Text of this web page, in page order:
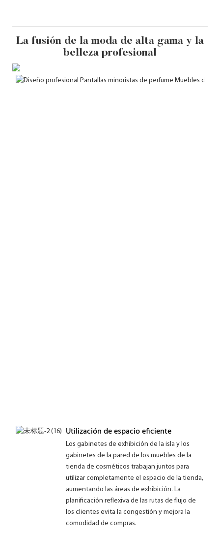
La fusión de la moda de alta gama y la
belleza profesional
Utilización de espacio eficiente
Los gabinetes de exhibición de la isla y los
gabinetes de la pared de los muebles de la
tienda de cosméticos trabajan juntos para
utilizar completamente el espacio de la tienda,
aumentando las áreas de exhibición. La
planificación reflexiva de las rutas de flujo de
los clientes evita la congestión y mejora la
comodidad de compras.